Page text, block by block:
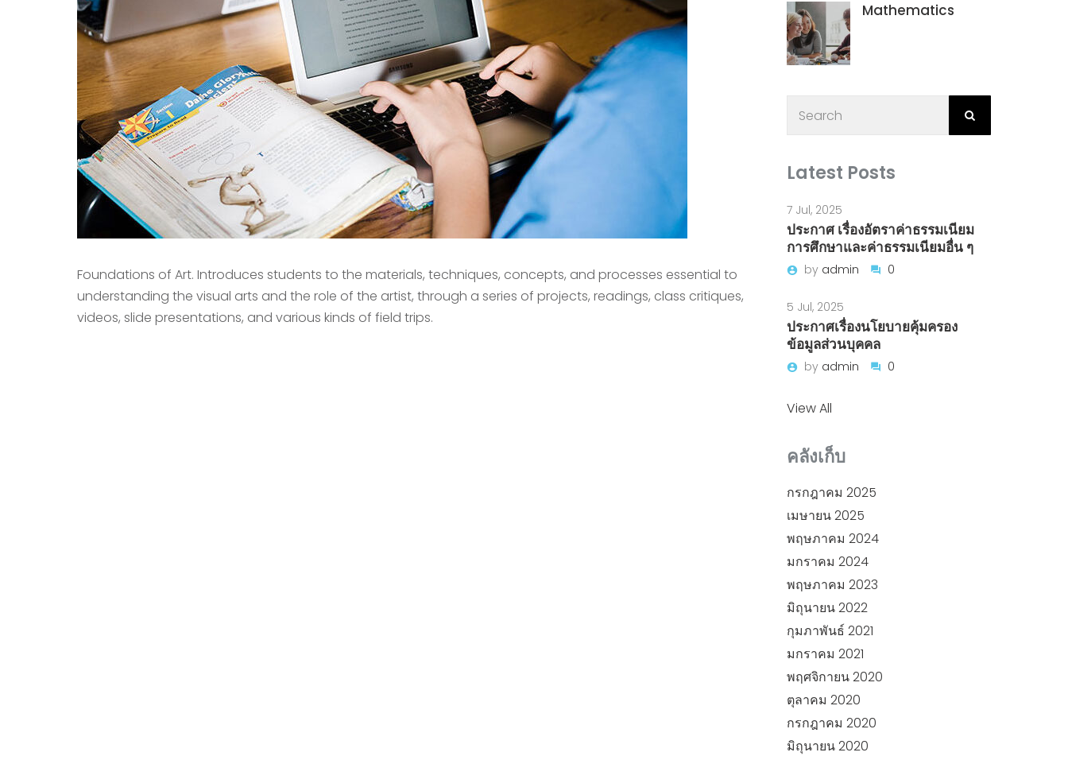
Foundations of Art. Introduces students to the materials, techniques, concepts, and processes essential to
understanding the visual arts and the role of the artist, through a series of projects, readings, class critiques,
videos, slide presentations, and various kinds of field trips.
Mathematics
Latest Posts
7 Jul, 2025
ประกาศ เรื่องอัตราค่าธรรมเนียม
การศึกษาและค่าธรรมเนียมอื่น ๆ
by admin 0
5 Jul, 2025
ประกาศเรื่องนโยบายคุ้มครอง
ข้อมูลส่วนบุคคล
by admin 0
View All
คลังเก็บ
กรกฎาคม 2025
เมษายน 2025
พฤษภาคม 2024
มกราคม 2024
พฤษภาคม 2023
มิถุนายน 2022
กุมภาพันธ์ 2021
มกราคม 2021
พฤศจิกายน 2020
ตุลาคม 2020
กรกฎาคม 2020
มิถุนายน 2020